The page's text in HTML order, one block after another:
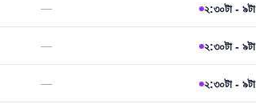
— ২:৩০টা - ৯টা
— ২:৩০টা - ৯টা
— ২:৩০টা - ৯টা